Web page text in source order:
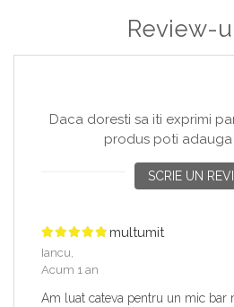
Review-
Daca doresti sa iti exprimi
produs poti adauga
SCRIE UN
multumit
Iancu,
Acum 1 an
Am luat cateva pentru un mic bar